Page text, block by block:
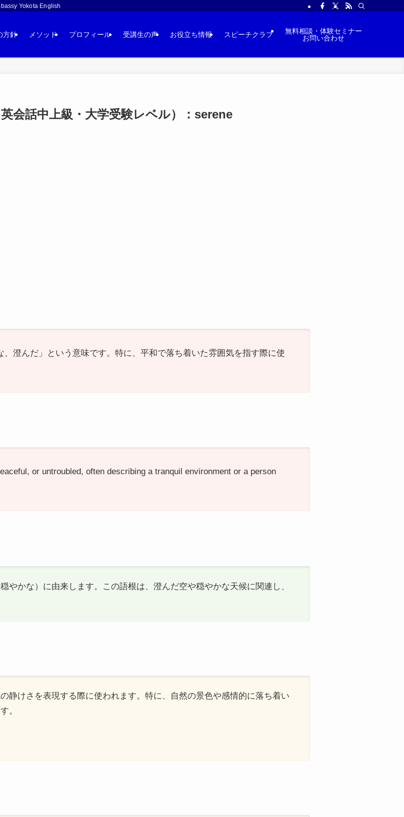
Yokota English
方針 メソッド プロフィール 受講生の声 お役立ち情報 スピーチクラブ
無料相談・体験セミナー
お問い合わせ
会話中上級・大学受験レベル）：serene
、澄んだ」という意味です。特に、平和で落ち着いた雰囲気を指す際に使
or untroubled, often describing a tranquil environment or a person
やかな）に由来します。この語根は、澄んだ空や穏やかな天候に関連し、
静けさを表現する際に使われます。特に、自然の景色や感情的に落ち着い
。